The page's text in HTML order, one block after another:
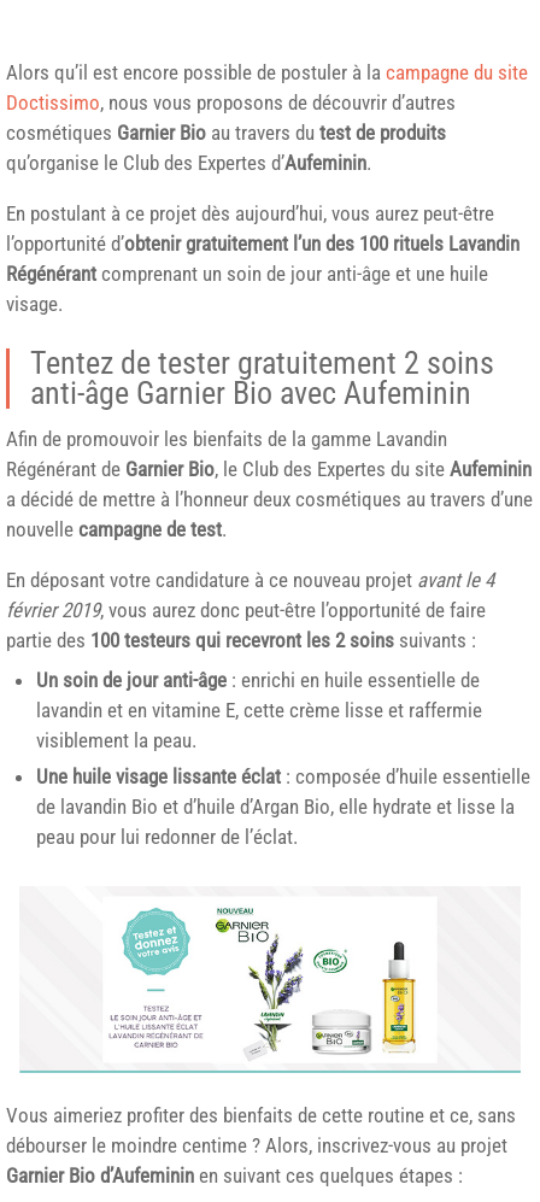
Alors qu’il est encore possible de postuler à la campagne du site
Doctissimo, nous vous proposons de découvrir d’autres
cosmétiques GarnierBio au travers du test de produits
qu’organise le Club des Expertes d’Aufeminin.
En postulant à ce projet dès aujourd’hui, vous aurez peut-être
l’opportunité d’obtenir gratuitement l’un des 100 rituels Lavandin
Régénérant comprenant un soin de jour anti-âge et une huile
visage.
Tentez de tester gratuitement 2 soins
anti-âge Garnier Bio avec Aufeminin
Afin de promouvoir les bienfaits de la gamme Lavandin
Régénérant de Garnier Bio, le Club des Expertes du site Aufeminin
a décidé de mettre à l’honneur deux cosmétiques au travers d’une
nouvelle campagne de test.
En déposant votre candidature à ce nouveau projet avant le 4
février 2019, vous aurez donc peut-être l’opportunité de faire
partie des 100 testeurs qui recevront les 2 soins suivants :
Un soin de jour anti-âge : enrichi en huile essentielle de
lavandin et en vitamine E, cette crème lisse et raffermie
visiblement la peau.
Une huile visage lissante éclat : composée d’huile essentielle
de lavandin Bio et d’huile d’Argan Bio, elle hydrate et lisse la
peau pour lui redonner de l’éclat.
Vous aimeriez profiter des bienfaits de cette routine et ce, sans
débourser le moindre centime ? Alors, inscrivez-vous au projet
Garnier Bio d’Aufeminin en suivant ces quelques étapes :